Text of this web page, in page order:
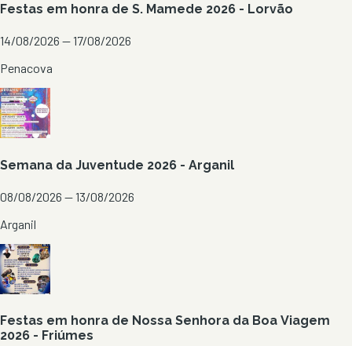
Festas em honra de S. Mamede 2026 - Lorvão
14/08/2026 — 17/08/2026
Penacova
Semana da Juventude 2026 - Arganil
08/08/2026 — 13/08/2026
Arganil
Festas em honra de Nossa Senhora da Boa Viagem
2026 - Friúmes